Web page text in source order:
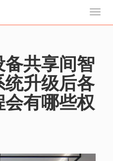
切
共享间智
升级后各
会有哪些权